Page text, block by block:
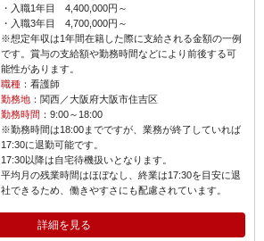
・入職1年目 4,400,000円～
・入職3年目 4,700,000円～
※想定年収は1年間在籍した際に支給される金額の一例
です。賞与の支給額や勤務時間などにより前後する可
能性があります。
職種：看護師
勤務地：関西／大阪府大阪市住吉区
勤務時間 ：9:00～18:00
※勤務時間は18:00までですが、業務が終了していれば
17:30に退勤可能です。
17:30以降は自宅待機扱いとなります。
平均月の残業時間はほぼなし、終業は17:30を目安に退
社できるため、働きやすさにも配慮されています。
詳細を見る